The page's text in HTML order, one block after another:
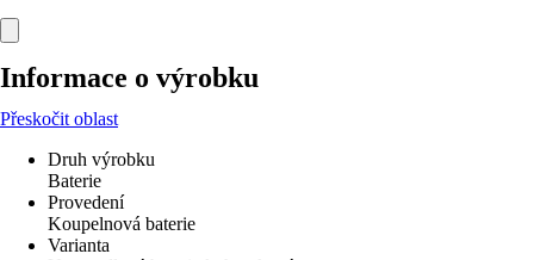
Informace o výrobku
Přeskočit oblast
Druh výrobku
Baterie
Provedení
Koupelnová baterie
Varianta